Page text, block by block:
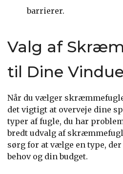
barrierer.
Valg af
til Dine
Når du vælger
det vigtigt at overveje dine
typer af fugle, du har
bredt udvalg af
sørg for at vælge en type,
behov og din budget.